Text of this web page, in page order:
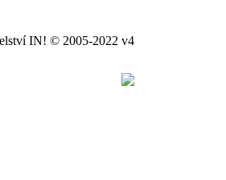
IN! © 2005-2022 v4